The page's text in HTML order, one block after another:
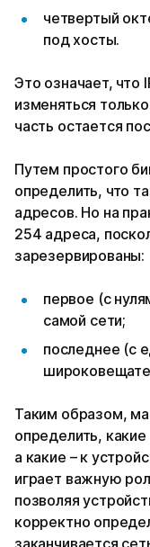
четвертый
под хосты.
Это означает, что
изменяться
часть остается
Путем простого
определить, что
адресов. Но на
254 адреса,
зарезервированы:
первое (с
самой сети;
последнее (с
Таким образом,
определить, какие
а какие – к
играет важную
позволяя
корректно